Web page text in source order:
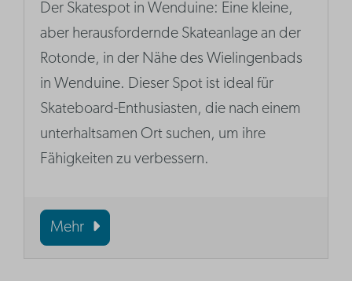
Der Skatespot in Wenduine: Eine kleine,
aber herausfordernde Skateanlage an der
Rotonde, in der Nähe des Wielingenbads
in Wenduine. Dieser Spot ist ideal für
Skateboard-Enthusiasten, die nach einem
unterhaltsamen Ort suchen, um ihre
Fähigkeiten zu verbessern.
Mehr